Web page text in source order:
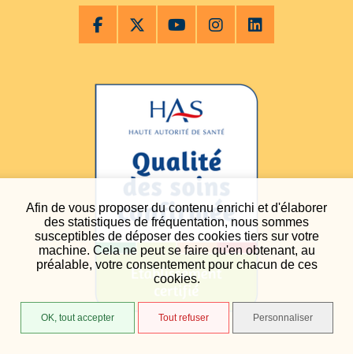
Afin de vous proposer du contenu enrichi et d'élaborer
des statistiques de fréquentation, nous sommes
susceptibles de déposer des cookies tiers sur votre
machine. Cela ne peut se faire qu'en obtenant, au
préalable, votre consentement pour chacun de ces
cookies.
OK, tout accepter Tout refuser Personnaliser